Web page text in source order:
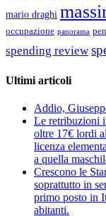
mario draghi
occupazione panorama
spending review
Ultimi articoli
Addio,
Le retribuzioni
oltre 17€ lordi
licenza
a quella
Crescono le
soprattutto in
primo posto in
abitanti.